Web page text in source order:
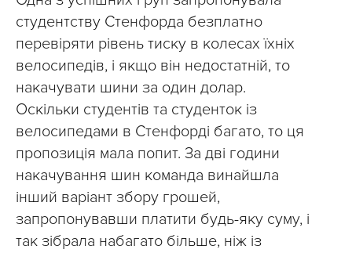
студентству Стенфорда безплатно
перевіряти рівень тиску в колесах їхніх
велосипедів, і якщо він недостатній, то
накачувати шини за один долар.
Оскільки студентів та студенток із
велосипедами в Стенфорді багато, то ця
пропозиція мала попит. За дві години
накачування шин команда винайшла
інший варіант збору грошей,
запропонувавши платити будь-яку суму, і
так зібрала набагато більше, ніж із